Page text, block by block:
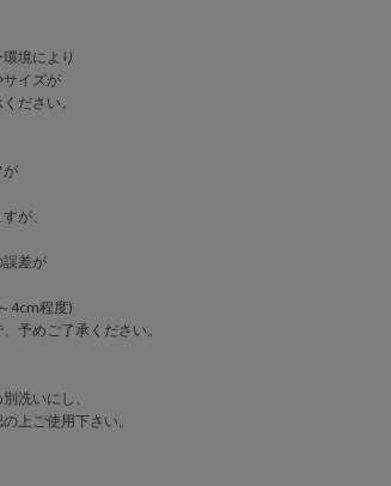
境により
イズが
ださい。
が
が、
差が
4cm程度)
予めご了承ください。
洗いにし、
上ご使用下さい。